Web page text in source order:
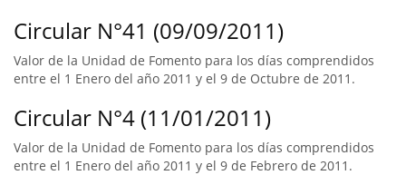
Circular N°41 (09/09/2011)
Valor de la Unidad de Fomento para los días comprendidos
entre el 1 Enero del año 2011 y el 9 de Octubre de 2011.
Circular N°4 (11/01/2011)
Valor de la Unidad de Fomento para los días comprendidos
entre el 1 Enero del año 2011 y el 9 de Febrero de 2011.